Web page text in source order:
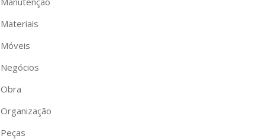
Materiais
Móveis
Negócios
Obra
Organização
Peças